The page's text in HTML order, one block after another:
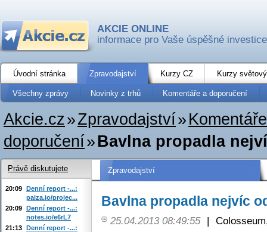
AKCIE ONLINE
informace pro Vaše úspěšné investice
Úvodní stránka Zpravodajství Kurzy CZ Kurzy
Všechny zprávy Novinky z trhů Komentáře a doporučení
Akcie.cz»Zpravodajství»
doporučení»Bavlna propadla
Zpravodajství
Bavlna propadla nejvíc
25.04.2013 08:49:55 |
Právě diskutujete
20:09 Denní report -...:
paiza.io/projec...
20:09 Denní report -...:
notes.io/e6rL7
21:13 Denní report -...: